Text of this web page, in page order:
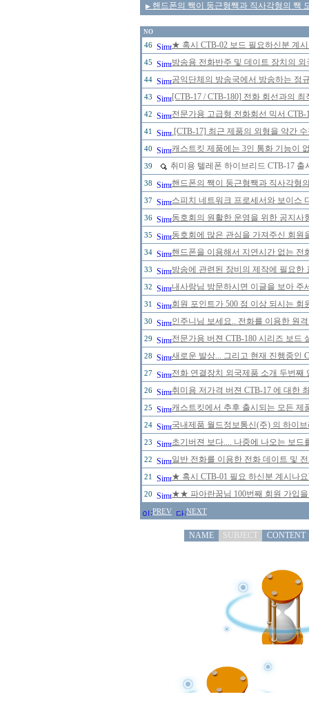
▶ 핸드폰의 짹이 둥근형짹과 직사각형의 짹
NO
46 ★ 혹시 CTB-02 보드 필요하신분 계
45 방송용 전화반주 및 데이트 장치의
44 공익단체의 방송국에서 방송하는 정
43 [CTB-17 / CTB-180] 전화 회선과의
42 전문가용 고급형 전화회선 믹서
41 [CTB-17] 최근 제품의 외형을 약간
40 캐스트킷 제품에는 3인 통화 기능이
39 취미용 텔레폰 하이브리드 CTB-17
38 핸드폰의 짹이 둥근형짹과 직사각형
37 스피치 네트워크 프로세서와 보이스
36 동호회의 원활한 운영을 위한 공지사
35 동호회에 많은 관심을 가져주신 회
34 핸드폰을 이용해서 지연시간 없는
33 방송에 관련된 장비의 제작에 필요
32 내사랑님 방문하시면 이글을 보아 주
31 회원 포인트가 500 점 이상 되시는 회
30 인주니님 보세요.. 전화를 이용한 원
29 전문가용 버젼 CTB-180 시리즈 보드
28 새로운 발상... 그리고 현재 진행중인
27 전화 연결장치 외국제품 소개 두번째
26 취미용 저가격 버젼 CTB-17 에 대한
25 캐스트킷에서 추후 출시되는 모든
24 국내제품 월드정보통신(주) 의 하이
23 초기버젼 보다.... 나중에 나오는 보
22 일반 전화를 이용한 전화 데이트 및
21 ★ 혹시 CTB-01 필요 하신분 계시나
20 ★★ 파아란꿈님 100번째 회원 가입
PREV NEXT